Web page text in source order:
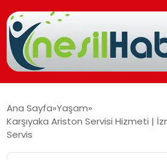
GÜNCEL
Ana Sayfa Yaşam
Karşıyaka Ariston Servisi Hizmeti |
Servis